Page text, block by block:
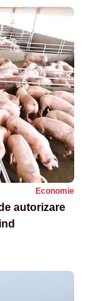
Economie
autorizare